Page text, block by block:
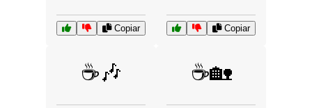
Copiar Copiar
☕🎶 ☕🏡